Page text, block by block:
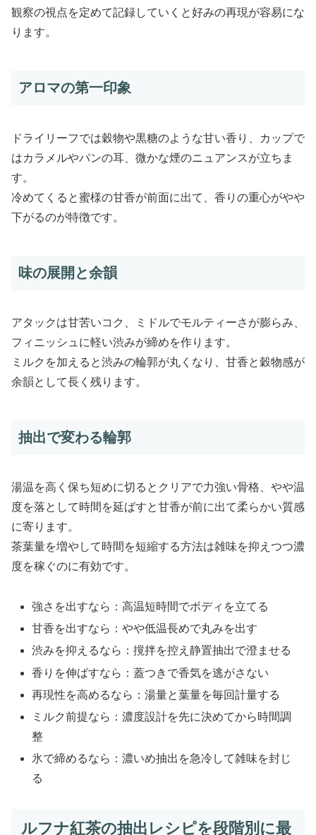
観察の視点を定めて記録していくと好みの再現が容易にな
ります。
アロマの第一印象
ドライリーフでは穀物や黒糖のような甘い香り、カップで
はカラメルやパンの耳、微かな煙のニュアンスが立ちま
す。
冷めてくると蜜様の甘香が前面に出て、香りの重心がやや
下がるのが特徴です。
味の展開と余韻
アタックは甘苦いコク、ミドルでモルティーさが膨らみ、
フィニッシュに軽い渋みが締めを作ります。
ミルクを加えると渋みの輪郭が丸くなり、甘香と穀物感が
余韻として長く残ります。
抽出で変わる輪郭
湯温を高く保ち短めに切るとクリアで力強い骨格、やや温
度を落として時間を延ばすと甘香が前に出て柔らかい質感
に寄ります。
茶葉量を増やして時間を短縮する方法は雑味を抑えつつ濃
度を稼ぐのに有効です。
強さを出すなら：高温短時間でボディを立てる
甘香を出すなら：やや低温長めで丸みを出す
渋みを抑えるなら：撹拌を控え静置抽出で澄ませる
香りを伸ばすなら：蓋つきで香気を逃がさない
再現性を高めるなら：湯量と葉量を毎回計量する
ミルク前提なら：濃度設計を先に決めてから時間調
整
氷で締めるなら：濃いめ抽出を急冷して雑味を封じ
る
ルフナ紅茶の抽出レシピを段階別に最